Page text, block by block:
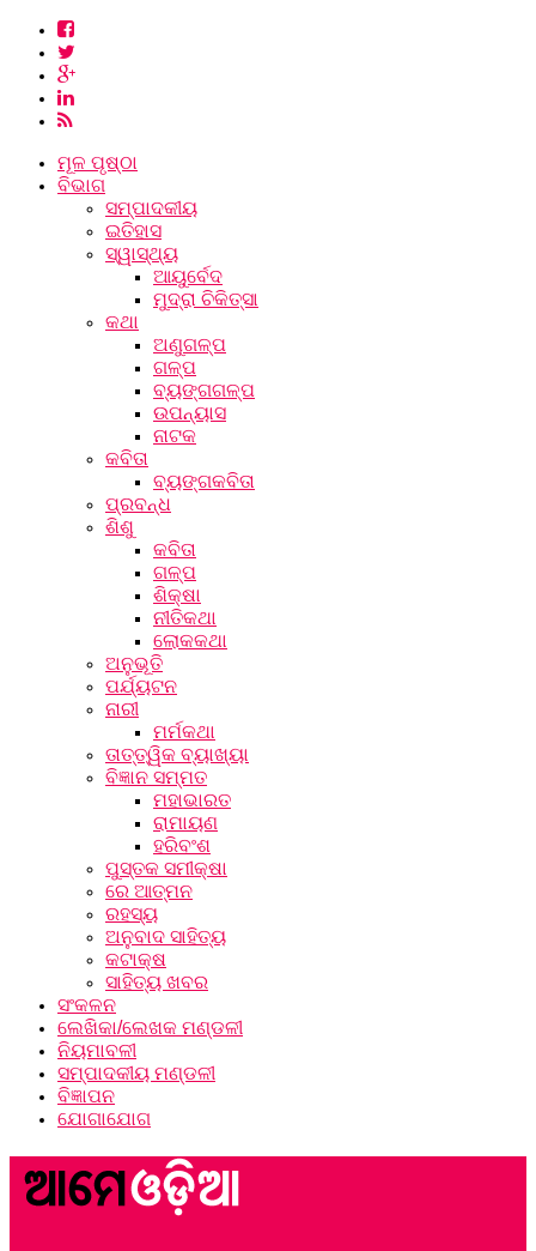
ମୂଳ ପୃଷ୍ଠା
ବିଭାଗ
ସମ୍ପାଦକୀୟ
ଇତିହାସ
ସ୍ୱାସ୍ଥ୍ୟ
ଆୟୁର୍ବେଦ
ମୁଦ୍ରା ଚିକିତ୍ସା
କଥା
ଅଣୁଗଳ୍ପ
ଗଳ୍ପ
ବ୍ୟଙ୍ଗଗଳ୍ପ
ଉପନ୍ୟାସ
ନାଟକ
କବିତା
ବ୍ୟଙ୍ଗକବିତା
ପ୍ରବନ୍ଧ
ଶିଶୁ
କବିତା
ଗଳ୍ପ
ଶିକ୍ଷା
ନୀତିକଥା
ଲୋକକଥା
ଅନୁଭୂତି
ପର୍ଯ୍ୟଟନ
ନାରୀ
ମର୍ମକଥା
ତାତ୍ତ୍ୱିକ ବ୍ୟାଖ୍ୟା
ବିଜ୍ଞାନ ସମ୍ମତ
ମହାଭାରତ
ରାମାୟଣ
ହରିବଂଶ
ପୁସ୍ତକ ସମୀକ୍ଷା
ରେ ଆତ୍ମନ
ରହସ୍ୟ
ଅନୁବାଦ ସାହିତ୍ୟ
କଟାକ୍ଷ
ସାହିତ୍ୟ ଖବର
ସଂକଳନ
ଲେଖିକା/ଲେଖକ ମଣ୍ଡଳୀ
ନିୟମାବଳୀ
ସମ୍ପାଦକୀୟ ମଣ୍ଡଳୀ
ବିଜ୍ଞାପନ
ଯୋଗାଯୋଗ